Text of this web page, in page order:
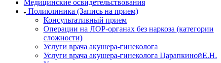
Медицинские освидетельствования
Поликлиника (Запись на прием)
Консультативный прием
Операции на ЛОР-органах без наркоза (категории
сложности)
Услуги врача акушера-гинеколога
Услуги врача акушера-гинеколога ЦарапкинойЕ.Н.